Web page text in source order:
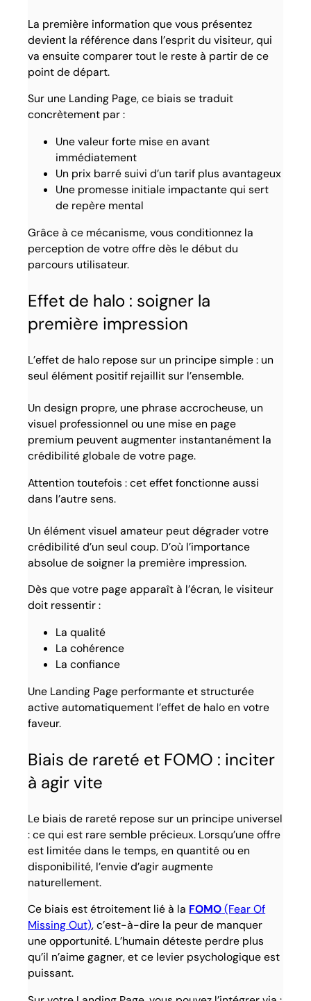
La première information que vous présentez
devient la référence dans l’esprit du visiteur, qui
va ensuite comparer tout le reste à partir de ce
point de départ.
Sur une Landing Page, ce biais se traduit
concrètement par :
Une valeur forte mise en avant
immédiatement
Un prix barré suivi d’un tarif plus avantageux
Une promesse initiale impactante qui sert
de repère mental
Grâce à ce mécanisme, vous conditionnez la
perception de votre offre dès le début du
parcours utilisateur.
Effet de halo : soigner la
première impression
L’effet de halo repose sur un principe simple : un
seul élément positif rejaillit sur l’ensemble.
Un design propre, une phrase accrocheuse, un
visuel professionnel ou une mise en page
premium peuvent augmenter instantanément la
crédibilité globale de votre page.
Attention toutefois : cet effet fonctionne aussi
dans l’autre sens.
Un élément visuel amateur peut dégrader votre
crédibilité d’un seul coup. D’où l’importance
absolue de soigner la première impression.
Dès que votre page apparaît à l’écran, le visiteur
doit ressentir :
La qualité
La cohérence
La confiance
Une Landing Page performante et structurée
active automatiquement l’effet de halo en votre
faveur.
Biais de rareté et FOMO : inciter
à agir vite
Le biais de rareté repose sur un principe universel
: ce qui est rare semble précieux. Lorsqu’une offre
est limitée dans le temps, en quantité ou en
disponibilité, l’envie d’agir augmente
naturellement.
Ce biais est étroitement lié à la FOMO(Fear Of
Missing Out), c’est-à-dire la peur de manquer
une opportunité. L’humain déteste perdre plus
qu’il n’aime gagner, et ce levier psychologique est
puissant.